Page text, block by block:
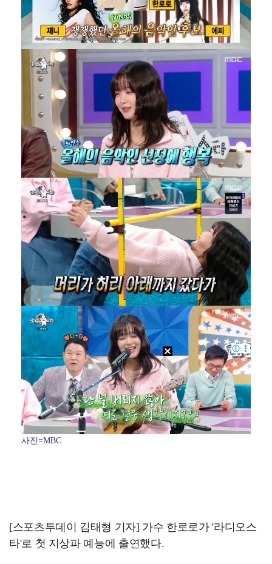
사진=MBC
[스포츠투데이 김태형 기자] 가수 한로로가 '라디오스
타'로 첫 지상파 예능에 출연했다.